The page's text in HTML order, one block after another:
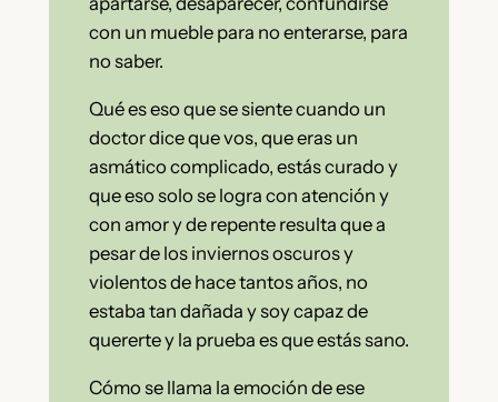
con un mueble para no enterarse, para
no saber.
Qué es eso que se siente cuando un
doctor dice que vos, que eras un
asmático complicado, estás curado y
que eso solo se logra con atención y
con amor y de repente resulta que a
pesar de los inviernos oscuros y
violentos de hace tantos años, no
estaba tan dañada y soy capaz de
quererte y la prueba es que estás sano.
Cómo se llama la emoción de ese